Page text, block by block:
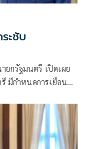
ะชับ
ยกรัฐมนตรี เปิดเผย
มีกำหนดการเยือน
ตามคำเชิญของ